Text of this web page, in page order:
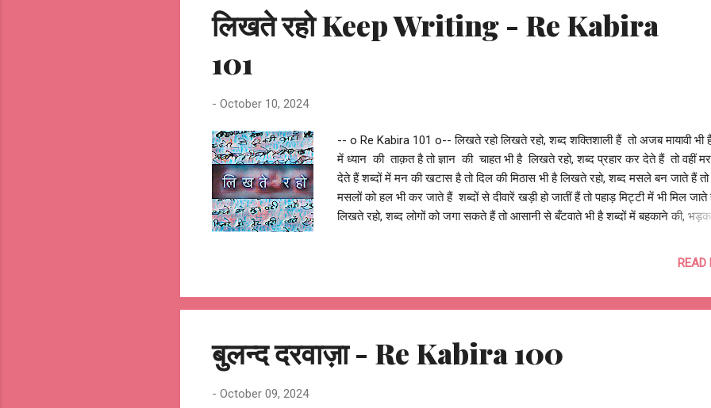
लिखते रहो Keep Writing - Re Kabira
101
- October 10, 2024
-- o Re Kabira 101 o-- लिखते रहो लिखते रहो, शब्द शक्तिशाली हैं तो अजब मायावी भी
में ध्यान की ताक़त है तो ज्ञान की चाहत भी है लिखते रहो, शब्द प्रहार कर देते हैं तो वहीं
देते हैं शब्दों में मन की खटास है तो दिल की मिठास भी है लिखते रहो, शब्द मसले बन जाते हैं
मसलों को हल भी कर जाते हैं शब्दों से दीवारें खड़ी हो जातीं हैं तो पहाड़ मिट्टी में भी मिल जाते
लिखते रहो, शब्द लोगों को जगा सकते हैं तो आसानी से बँटवाते भी है शब्दों में बहकाने की,
करते हैं शब्दों से ही गीत है प्रीत है मीत है तो भक्ति की शक्ति भी है लिखते रहो, शब्द ही
पहचान भी हैं लिखते रहो, शब्द ही तुम्हारे व्...
READ
बुलन्द दरवाज़ा - Re Kabira 100
- October 09, 2024